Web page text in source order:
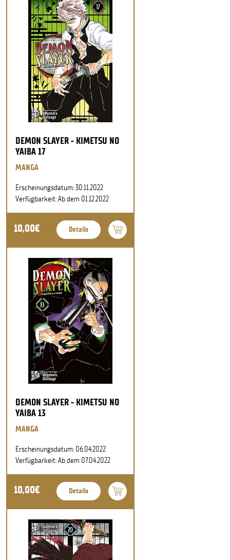
DEMON SLAYER - KIMETSU NO
YAIBA 17
MANGA
Erscheinungsdatum: 30.11.2022
Verfügbarkeit: Ab dem 01.12.2022
10,00€ Details
DEMON SLAYER - KIMETSU NO
YAIBA 13
MANGA
Erscheinungsdatum: 06.04.2022
Verfügbarkeit: Ab dem 07.04.2022
10,00€ Details